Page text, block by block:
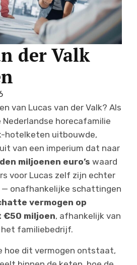
der Valk
van Lucas van der Valk? Als
Nederlandse horecafamilie
hotelketen uitbouwde,
van een imperium dat naar
miljoenen euro’s waard
voor Lucas zelf zijn echter
onafhankelijke schattingen
vermogen op
miljoen, afhankelijk van
het familiebedrijf.
hoe dit vermogen ontstaat,